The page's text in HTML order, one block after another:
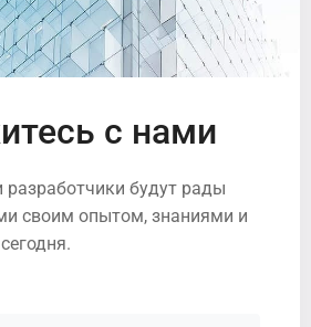
с нами
будут рады
своим опытом, знаниями и